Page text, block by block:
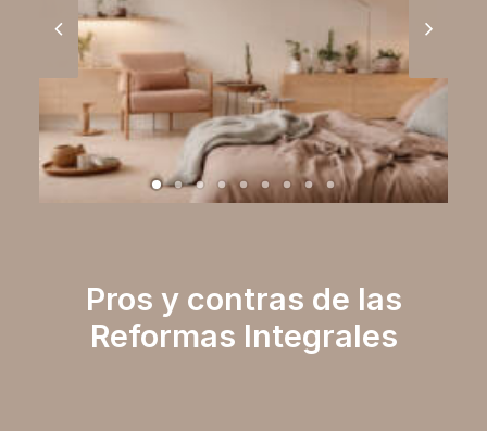
Interiorismo , Reforma
Pros y contras de las
Reformas Integrales